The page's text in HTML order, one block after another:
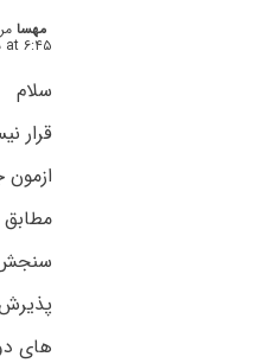
مهسا
at ۶:۴۵ ب٫ظ
سلام
قرار
مطابق
های